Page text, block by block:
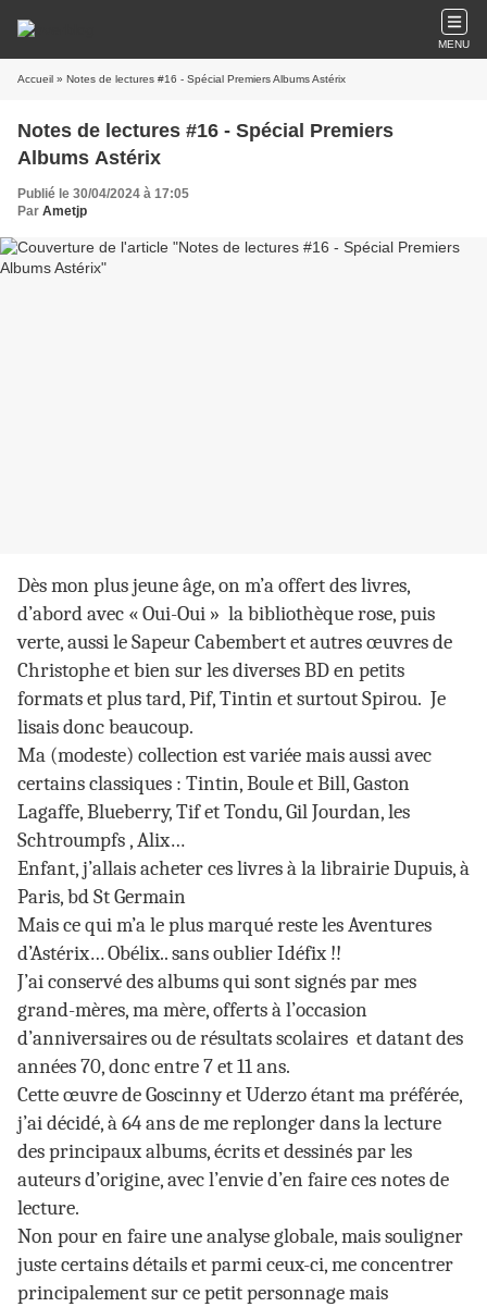
MENU
Accueil » Notes de lectures #16 - Spécial Premiers Albums Astérix
Notes de lectures #16 - Spécial Premiers
Albums Astérix
Publié le 30/04/2024 à 17:05
Par Ametjp
Dès mon plus jeune âge, on m’a offert des livres,
d’abord avec « Oui-Oui » la bibliothèque rose, puis
verte, aussi le Sapeur Cabembert et autres œuvres de
Christophe et bien sur les diverses BD en petits
formats et plus tard, Pif, Tintin et surtout Spirou. Je
lisais donc beaucoup.
Ma (modeste) collection est variée mais aussi avec
certains classiques : Tintin, Boule et Bill, Gaston
Lagaffe, Blueberry, Tif et Tondu, Gil Jourdan, les
Schtroumpfs , Alix…
Enfant, j’allais acheter ces livres à la librairie Dupuis, à
Paris, bd St Germain
Mais ce qui m’a le plus marqué reste les Aventures
d’Astérix… Obélix.. sans oublier Idéfix !!
J’ai conservé des albums qui sont signés par mes
grand-mères, ma mère, offerts à l’occasion
d’anniversaires ou de résultats scolaires et datant des
années 70, donc entre 7 et 11 ans.
Cette œuvre de Goscinny et Uderzo étant ma préférée,
j’ai décidé, à 64 ans de me replonger dans la lecture
des principaux albums, écrits et dessinés par les
auteurs d’origine, avec l’envie d’en faire ces notes de
lecture.
Non pour en faire une analyse globale, mais souligner
juste certains détails et parmi ceux-ci, me concentrer
principalement sur ce petit personnage mais